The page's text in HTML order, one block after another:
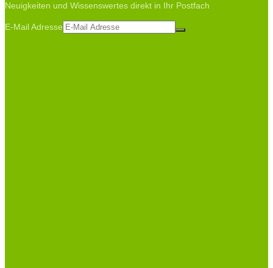
Neuigkeiten und Wissenswertes direkt in Ihr Postfach
E-Mail Adresse